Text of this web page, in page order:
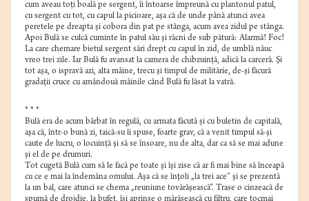
cum aveau toţi boală pe sergent, îi întoarse împreună cu plantonul patul,
cu sergent cu tot, cu capul la picioare, aşa că de unde până atunci avea
peretele pe dreapta şi cobora din pat pe stânga, acum avea zidul pe stânga.
Apoi Bulă se culcă cuminte în patul său şi răcni de sub pătură: Alarmă! Foc!
La care chemare bietul sergent sări drept cu capul în zid, de umblă năuc
vreo trei zile. Iar Bulă fu avansat la camera de chibzuinţă, adică la carceră. Şi
tot aşa, o ispravă azi, alta mâine, trecu şi timpul de militărie, de-şi făcură
gradaţii cruce cu amândouă mâinile când Bulă fu lăsat la vatră.
* * *
Bulă era de acum bărbat în regulă, cu armata făcută şi cu buletin de capitală,
aşa că, într-o bună zi, taică-su îi spuse, foarte grav, că a venit timpul să-şi
caute de lucru, o locuinţă şi să se însoare, nu de alta, dar ca să se mai adune
şi el de pe drumuri.
Tot cugetă Bulă cum să le facă pe toate şi îşi zise că ar fi mai bine să înceapă
cu ce e mai la îndemâna omului. Aşa că se înţoli „la trei ace” şi se prezentă
la un bal, care atunci se chema „reuniune tovărăşească”. Trase o cinzeacă de